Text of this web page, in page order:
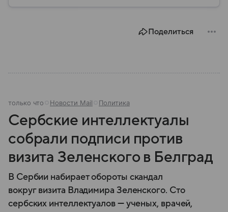
Поделиться
только что Новости Mail Политика
Сербские интеллектуалы
собрали подписи против
визита Зеленского в Белград
В Сербии набирает обороты скандал
вокруг визита Владимира Зеленского. Сто
сербских интеллектуалов — ученых, врачей,